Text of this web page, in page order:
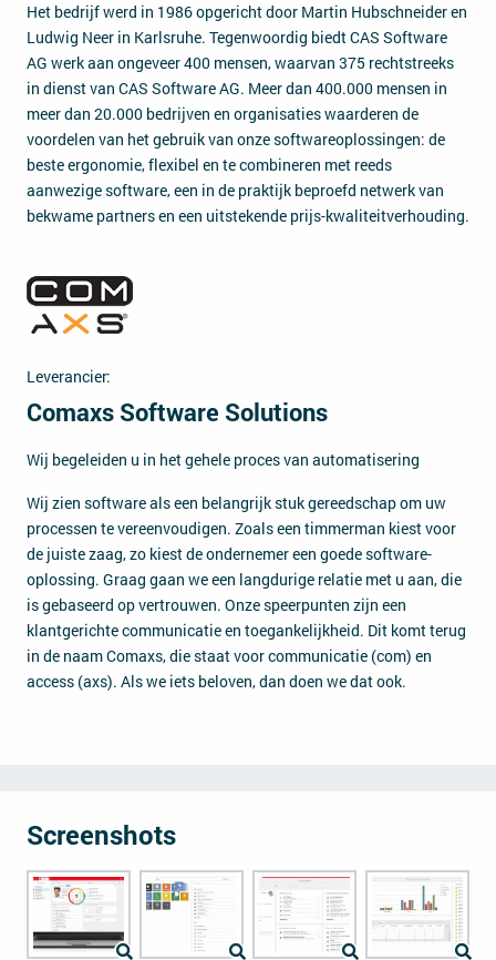
Het bedrijf werd in 1986 opgericht door Martin Hubschneider en
Ludwig Neer in Karlsruhe. Tegenwoordig biedt CAS Software
AG werk aan ongeveer 400 mensen, waarvan 375 rechtstreeks
in dienst van CAS Software AG. Meer dan 400.000 mensen in
meer dan 20.000 bedrijven en organisaties waarderen de
voordelen van het gebruik van onze softwareoplossingen: de
beste ergonomie, flexibel en te combineren met reeds
aanwezige software, een in de praktijk beproefd netwerk van
bekwame partners en een uitstekende prijs-kwaliteitverhouding.
Leverancier:
Comaxs Software Solutions
Wij begeleiden u in het gehele proces van automatisering
Wij zien software als een belangrijk stuk gereedschap om uw
processen te vereenvoudigen. Zoals een timmerman kiest voor
de juiste zaag, zo kiest de ondernemer een goede software-
oplossing. Graag gaan we een langdurige relatie met u aan, die
is gebaseerd op vertrouwen. Onze speerpunten zijn een
klantgerichte communicatie en toegankelijkheid. Dit komt terug
in de naam Comaxs, die staat voor communicatie (com) en
access (axs). Als we iets beloven, dan doen we dat ook.
Screenshots